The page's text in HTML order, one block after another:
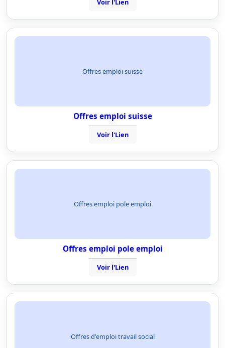
Voir l'Lien
Offres emploi suisse
Offres emploi suisse
Voir l'Lien
Offres emploi pole emploi
Offres emploi pole emploi
Voir l'Lien
Offres d'emploi travail social